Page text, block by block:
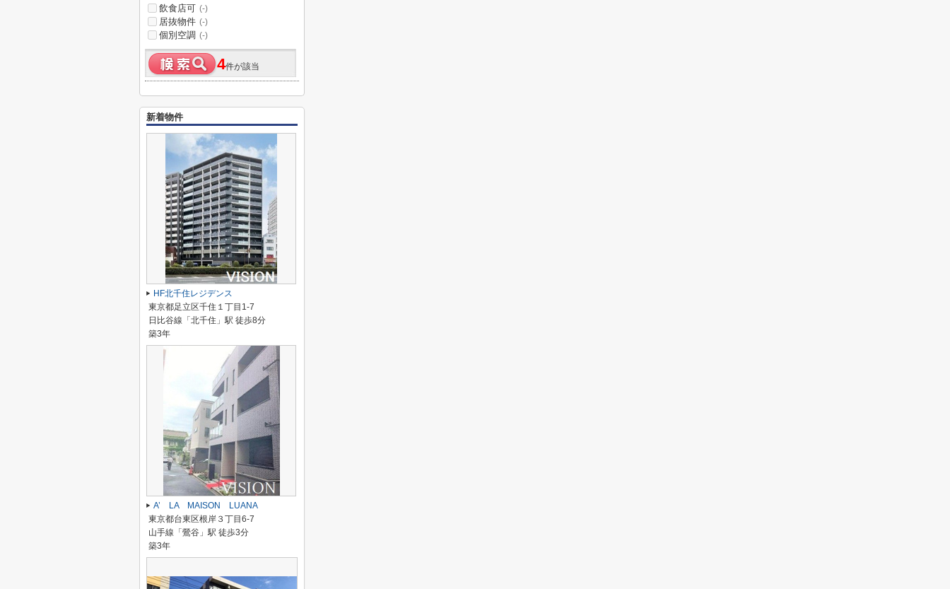
飲食店可 (-)
居抜物件 (-)
個別空調 (-)
4件が該当
新着物件
HF北千住レジデンス
東京都足立区千住１丁目1-7
日比谷線「北千住」駅 徒歩8分
築3年
A’ LA MAISON LUANA
東京都台東区根岸３丁目6-7
山手線「鶯谷」駅 徒歩3分
築3年